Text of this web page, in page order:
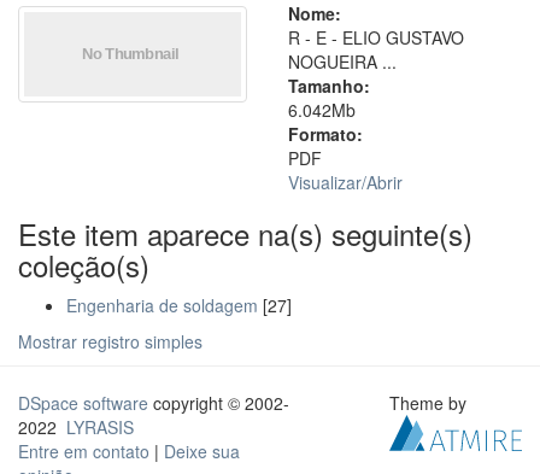
Nome:
R - E - ELIO GUSTAVO
NOGUEIRA ...
Tamanho:
6.042Mb
Formato:
PDF
Visualizar/Abrir
Este item aparece na(s) seguinte(s)
coleção(s)
Engenharia de soldagem [27]
Mostrar registro simples
DSpace software copyright © 2002-
2022 LYRASIS
Entre em contato | Deixe sua
Theme by